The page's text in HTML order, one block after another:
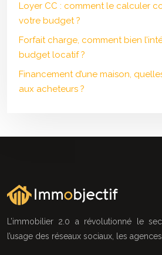
Loyer CC : comment le calculer
votre budget ?
Forfait charge, comment bien
budget locatif ?
Financement d’une maison,
aux acheteurs ?
L’immobilier 2.0 a révolutionné le
l’usage des réseaux sociaux, les